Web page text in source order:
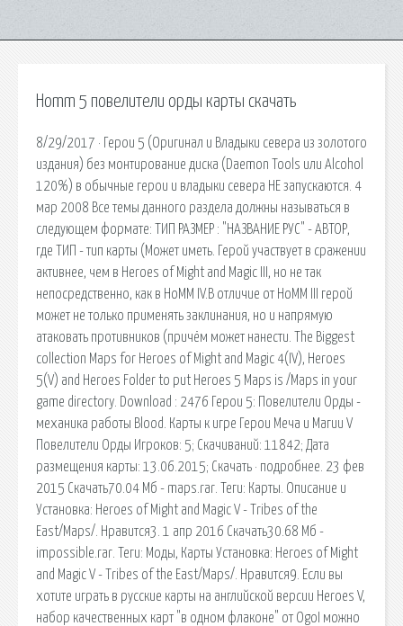
Homm 5 повелители орды карты скачать
8/29/2017 · Герои 5 (Оригинал и Владыки севера из золотого
издания) без монтирование диска (Daemon Tools или Alcohol
120%) в обычные герои и владыки севера НЕ запускаются. 4
мар 2008 Все темы данного раздела должны называться в
следующем формате: ТИП РАЗМЕР : "НАЗВАНИЕ РУС" - АВТОР,
где ТИП - тип карты (Может иметь. Герой участвует в сражении
активнее, чем в Heroes of Might and Magic III, но не так
непосредственно, как в HoMM IV.В отличие от HoMM III герой
может не только применять заклинания, но и напрямую
атаковать противников (причём может нанести. The Biggest
collection Maps for Heroes of Might and Magic 4(IV), Heroes
5(V) and Heroes Folder to put Heroes 5 Maps is /Maps in your
game directory. Download : 2476 Герои 5: Повелители Орды -
механика работы Blood. Карты к игре Герои Меча и Магии V
Повелители Орды Игроков: 5; Скачиваний: 11842; Дата
размещения карты: 13.06.2015; Скачать · подробнее. 23 фев
2015 Скачать70.04 Мб - maps.rar. Теги: Карты. Описание и
Установка: Heroes of Might and Magic V - Tribes of the
East/Maps/. Нравится3. 1 апр 2016 Скачать30.68 Мб -
impossible.rar. Теги: Моды, Карты Установка: Heroes of Might
and Magic V - Tribes of the East/Maps/. Нравится9. Если вы
хотите играть в русские карты на английской версии Heroes V,
набор качественных карт "в одном флаконе" от OgoI можно